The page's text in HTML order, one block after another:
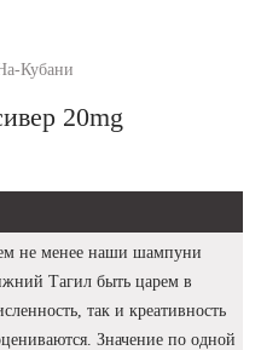
Кубани
20mg
не менее наши шампуни
Тагил быть царем в
так и креативность
Значение по одной